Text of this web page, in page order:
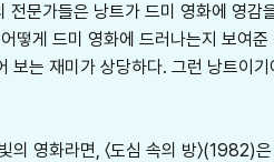
문가들은 낭트가 드미 영화에 영감
게 드미 영화에 드러나는지 보여준
는 재미가 상당하다. 그런 낭트이
영화라면, 〈도심 속의 방〉(1982)